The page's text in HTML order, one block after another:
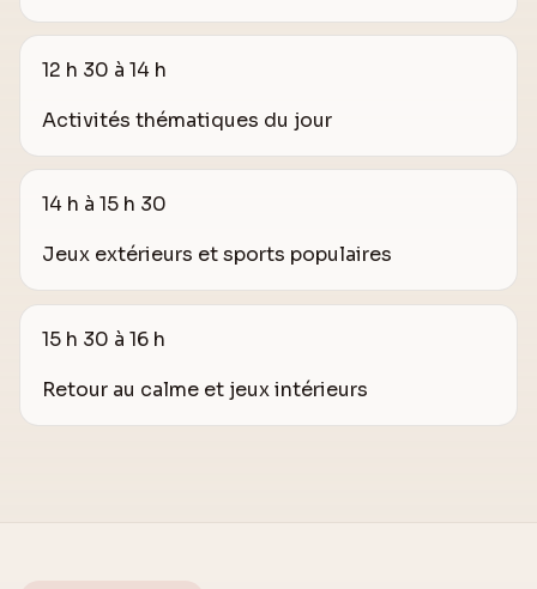
12 h 30 à 14 h
Activités thématiques du jour
14 h à 15 h 30
Jeux extérieurs et sports populaires
15 h 30 à 16 h
Retour au calme et jeux intérieurs